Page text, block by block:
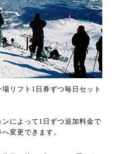
リフト1日券ずつ毎日セット
によって1日ずつ追加料金で
変更できます。